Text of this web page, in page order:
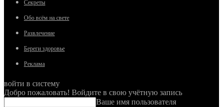
Секреты
Обо всём на свете
Развлечение
Береги здоровье
Реклама
войти в систему
Добро пожаловать! Войдите в свою учётную запись
Ваше имя пользователя